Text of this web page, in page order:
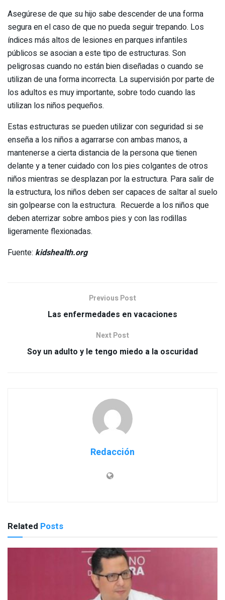
Asegúrese de que su hijo sabe descender de una forma
segura en el caso de que no pueda seguir trepando. Los
índices más altos de lesiones en parques infantiles
públicos se asocian a este tipo de estructuras. Son
peligrosas cuando no están bien diseñadas o cuando se
utilizan de una forma incorrecta. La supervisión por parte de
los adultos es muy importante, sobre todo cuando las
utilizan los niños pequeños.
Estas estructuras se pueden utilizar con seguridad si se
enseña a los niños a agarrarse con ambas manos, a
mantenerse a cierta distancia de la persona que tienen
delante y a tener cuidado con los pies colgantes de otros
niños mientras se desplazan por la estructura. Para salir de
la estructura, los niños deben ser capaces de saltar al suelo
sin golpearse con la estructura. Recuerde a los niños que
deben aterrizar sobre ambos pies y con las rodillas
ligeramente flexionadas.
Fuente: kidshealth.org
Previous Post
Las enfermedades en vacaciones
Next Post
Soy un adulto y le tengo miedo a la oscuridad
Redacción
Related Posts